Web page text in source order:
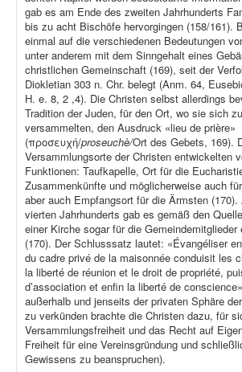
gab es am Ende des zweiten Jahrhunderts
bis zu acht Bischöfe hervorgingen (158/161).
einmal auf die verschiedenen Bedeutungen
unter anderem mit dem Sinngehalt eines
christlichen Gemeinschaft (169), seit der
Diokletian 303 n. Chr. belegt (Anm. 64,
H. e. 8, 2 ,4). Die Christen selbst allerdings
Tradition der Juden, für den Ort, wo sie sich
versammelten, den Ausdruck «lieu de prière»
(προσευχή/proseuchè/Ort des Gebets, 169).
Versammlungsorte der Christen entwickelten
Funktionen: Taufkapelle, Ort für die
Zusammenkünfte und möglicherweise auch
aber auch Empfangsort für die Ärmsten
vierten Jahrhunderts gab es gemäß den
einer Kirche sogar für die Gemeindemitglieder
(170). Der Schlusssatz lautet: «Évangéliser
du cadre privé de la maisonnée conduisit les
la liberté de réunion et le droit de propriété,
d’association et enfin la liberté de
außerhalb und jenseits der privaten Sphäre
zu verkünden brachte die Christen dazu, für
Versammlungsfreiheit und das Recht auf
Freiheit für eine Vereinsgründung und
Gewissens zu beanspruchen).